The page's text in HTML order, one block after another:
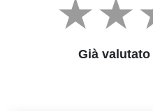
Già valutato